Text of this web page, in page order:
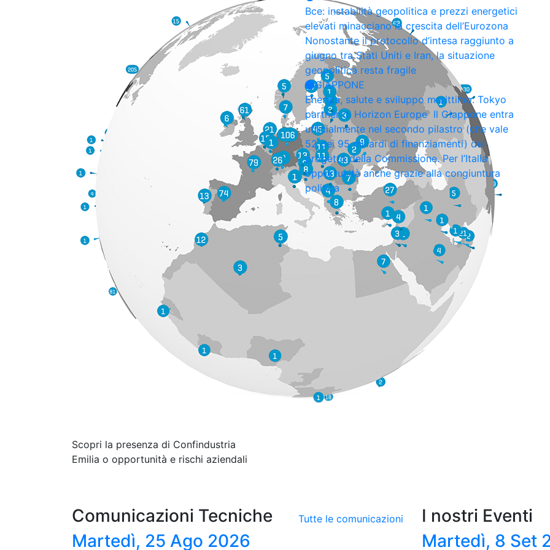
Scopri la presenza di Confindustria
Emilia o opportunità e rischi aziendali
Bce: instabilità geopolitica e prezzi energetici
elevati minacciano la crescita dell’Eurozona
Nonostante il protocollo d’intesa raggiunto a
giugno tra Stati Uniti e Iran, la situazione
geopolitica resta fragile
GIAPPONE
Energia, salute e sviluppo marittimo: Tokyo
partner di Horizon Europe Il Giappone entra
ufficialmente nel secondo pilastro (che vale
52 dei 95 miliardi di finanziamenti) del
progetto della Commissione. Per l’Italia
opportunità anche grazie alla congiuntura
politica
Comunicazioni Tecniche Tutte le comunicazioni
Martedì, 25 Ago 2026
I nostri Eventi
Martedì, 8 Set